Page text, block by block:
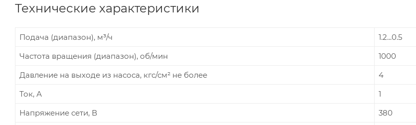
Технические характеристики
Подача (диапазон), м³/ч
1.2...0.5
Частота вращения (диапазон), об/мин
1000
Давление на выходе из насоса, кгс/см² не более
4
Ток, А
1
Напряжение сети, В
380